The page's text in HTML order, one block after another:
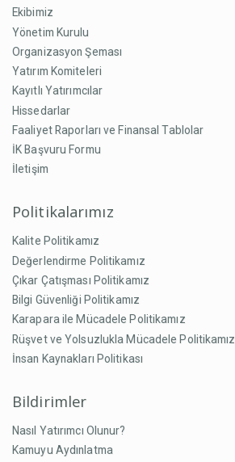
Ekibimiz
Yönetim Kurulu
Organizasyon Şeması
Yatırım Komiteleri
Kayıtlı Yatırımcılar
Hissedarlar
Faaliyet Raporları ve Finansal Tablolar
İK Başvuru Formu
İletişim
Politikalarımız
Kalite Politikamız
Değerlendirme Politikamız
Çıkar Çatışması Politikamız
Bilgi Güvenliği Politikamız
Karapara ile Mücadele Politikamız
Rüşvet ve Yolsuzlukla Mücadele Politikamız
İnsan Kaynakları Politikası
Bildirimler
Nasıl Yatırımcı Olunur?
Kamuyu Aydınlatma